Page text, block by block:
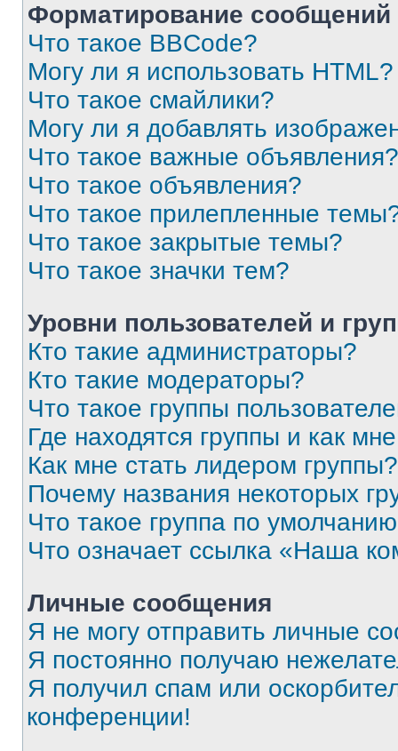
Форматирование
Что такое BBCode?
Могу ли я использовать HTML?
Что такое смайлики?
Могу ли я добавлять
Что такое важные объявления?
Что такое объявления?
Что такое прилепленные
Что такое закрытые темы?
Что такое значки тем?
Уровни пользователей и
Кто такие администраторы?
Кто такие модераторы?
Что такое группы
Где находятся группы и как
Как мне стать лидером группы?
Почему названия некоторых
Что такое группа по
Что означает ссылка «Наша
Личные сообщения
Я не могу отправить личные
Я постоянно получаю
Я получил спам или
конференции!